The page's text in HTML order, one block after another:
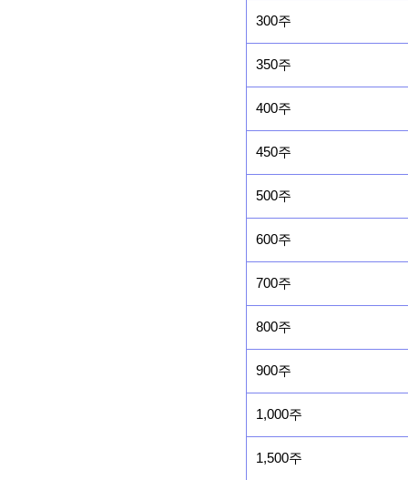
300주
350주
400주
450주
500주
600주
700주
800주
900주
1,000주
1,500주